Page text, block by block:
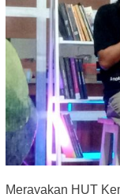
Merayakan HUT